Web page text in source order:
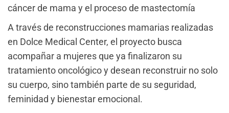
cáncer de mama y el proceso de mastectomía
A través de reconstrucciones mamarias realizadas
en Dolce Medical Center, el proyecto busca
acompañar a mujeres que ya finalizaron su
tratamiento oncológico y desean reconstruir no solo
su cuerpo, sino también parte de su seguridad,
feminidad y bienestar emocional.